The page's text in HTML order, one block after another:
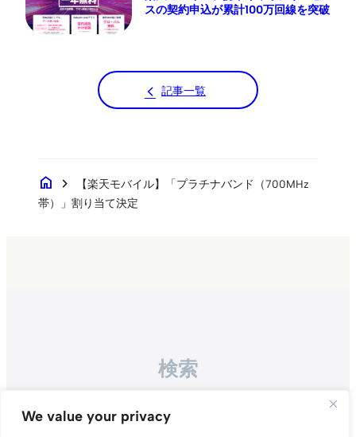
We value your privacy
スの契約申込が累計100万回線を突破
記事一覧
home chevron_right
【楽天モバイル】「プラチナバンド（700MHz
帯）」割り当て決定
検索
Search